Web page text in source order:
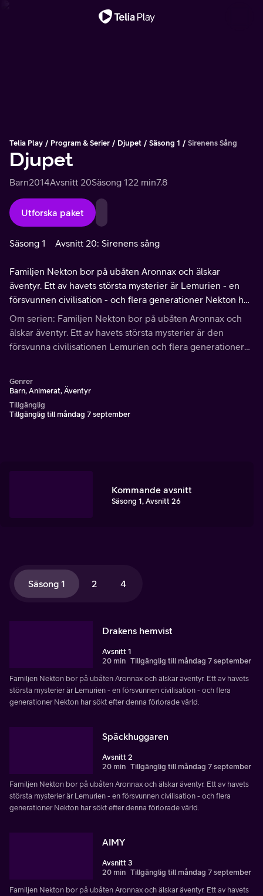
Telia Play Program & Serier Djupet Säsong 1 Sirenens Sång
Djupet
Barn2014Avsnitt 20Säsong 122 min7.8
Utforska paket
Säsong 1 Avsnitt 20: Sirenens sång
Familjen Nekton bor på ubåten Aronnax och älskar
äventyr. Ett av havets största mysterier är Lemurien - en
försvunnen civilisation - och flera generationer Nekton har
sökt efter denna förlorade värld.
Om serien: Familjen Nekton bor på ubåten Aronnax och
älskar äventyr. Ett av havets största mysterier är den
försvunna civilisationen Lemurien och flera generationer
Genrer
Barn, Animerat, Äventyr
Tillgänglig
Tillgänglig till måndag 7 september
Kommande avsnitt
Säsong 1, Avsnitt 26
Säsong 1 2 4
Drakens hemvist
Avsnitt 1
20 min Tillgänglig till måndag 7 september
Familjen Nekton bor på ubåten Aronnax och älskar äventyr. Ett av havets
största mysterier är Lemurien - en försvunnen civilisation - och flera
generationer Nekton har sökt efter denna förlorade värld.
Späckhuggaren
Avsnitt 2
20 min Tillgänglig till måndag 7 september
Familjen Nekton bor på ubåten Aronnax och älskar äventyr. Ett av havets
största mysterier är Lemurien - en försvunnen civilisation - och flera
generationer Nekton har sökt efter denna förlorade värld.
AIMY
Avsnitt 3
20 min Tillgänglig till måndag 7 september
Familjen Nekton bor på ubåten Aronnax och älskar äventyr. Ett av havets